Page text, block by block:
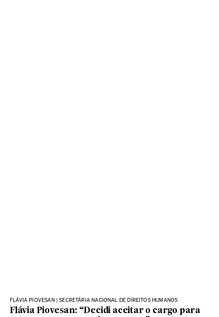
FLÁVIA PIOVESAN | SECRETÁRIA NACIONAL DE DIREITOS HUMANOS
Flávia Piovesan: “Decidi aceitar o cargo para